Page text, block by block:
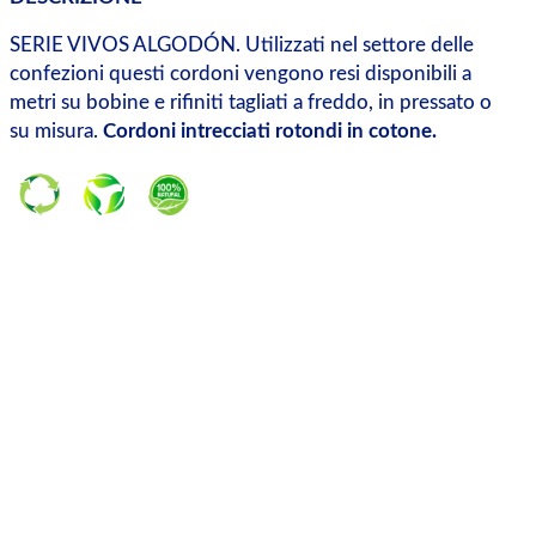
SERIE VIVOS ALGODÓN. Utilizzati nel settore delle
confezioni questi cordoni vengono resi disponibili a
metri su bobine e rifiniti tagliati a freddo, in pressato o
su misura. Cordoni intrecciati rotondi in cotone.